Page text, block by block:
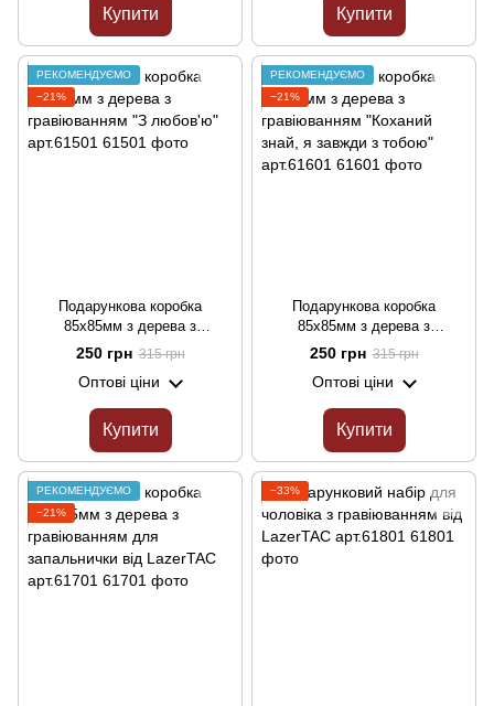
Купити Купити
РЕКОМЕНДУЄМО
−21%
Подарункова коробка
85х85мм з дерева з
гравіюванням "З любов'ю"
арт.61501
250 грн 315 грн
Оптові ціни
Купити
РЕКОМЕНДУЄМО
−21%
Подарункова коробка
85х85мм з дерева з
гравіюванням "Коханий знай,
я завжди з тобою" арт.61601
250 грн 315 грн
Оптові ціни
Купити
РЕКОМЕНДУЄМО
−21%
−33%